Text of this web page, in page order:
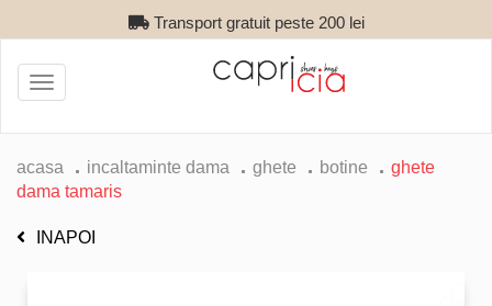
Transport gratuit peste 200 lei
Toggle
navigation
acasa incaltaminte dama ghete botine
ghete
dama tamaris
INAPOI